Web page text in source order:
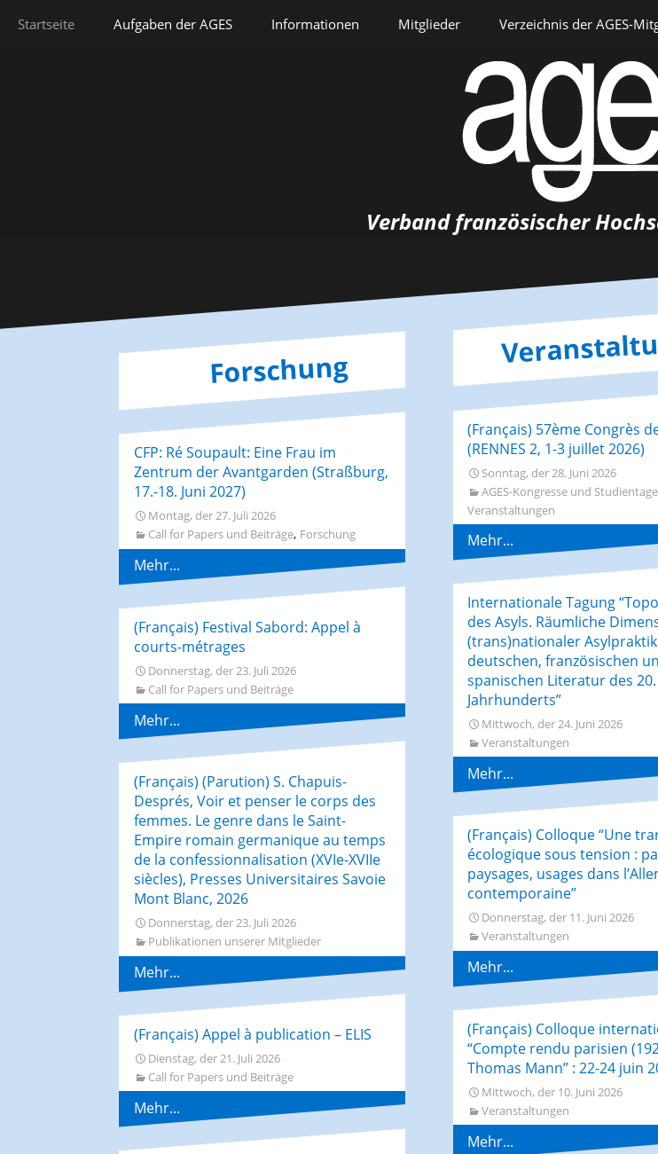
zumStartseite Aufgaben der AGES
Hommage
Informationsbriefe
AGES-Kongresse und
Studientage
Informationen
Auswahlverfahren
Recrutements
Mitglieder
Persönlicher Bereich
Verzeichnis der AGES-
Verband französischer
Forschung
CFP: Ré Soupault: Eine Frau im
Zentrum der Avantgarden (Straßburg,
17.-18. Juni 2027)
Montag, der 27. Juli 2026
Call for Papers und Beiträge, Forschung
Mehr...
(Français) Festival Sabord: Appel à
courts-métrages
Donnerstag, der 23. Juli 2026
Call for Papers und Beiträge
Mehr...
(Français) (Parution) S. Chapuis-
Després, Voir et penser le corps des
femmes. Le genre dans le Saint-
Empire romain germanique au temps
de la confessionnalisation (XVIe-XVIIe
siècles), Presses Universitaires Savoie
Mont Blanc, 2026
Donnerstag, der 23. Juli 2026
Publikationen unserer Mitglieder
Mehr...
(Français) Appel à publication – ELIS
Dienstag, der 21. Juli 2026
Call for Papers und Beiträge
Mehr...
(Français) 57ème Congrès de
(RENNES 2, 1-3 juillet 2026)
Sonntag, der 28. Juni 2026
AGES-Kongresse und Studientage
Veranstaltungen
Mehr...
Internationale Tagung
des Asyls. Räumliche
(trans)nationaler
deutschen, französischen
spanischen Literatur des
Jahrhunderts”
Mittwoch, der 24. Juni 2026
Veranstaltungen
Mehr...
(Français) Colloque “Une
écologique sous tension :
paysages, usages dans
contemporaine”
Donnerstag, der 11. Juni 2026
Veranstaltungen
Mehr...
(Français) Colloque
“Compte rendu parisien
Thomas Mann” : 22-24 juin
Mittwoch, der 10. Juni 2026
Veranstaltungen
Mehr...